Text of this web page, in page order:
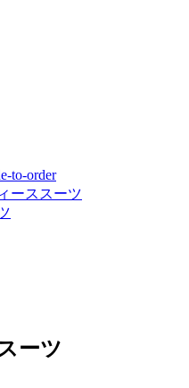
to-order
ーススーツ
ーツ